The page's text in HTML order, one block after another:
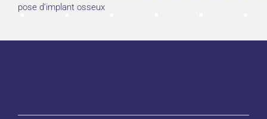
pose d’implant osseux